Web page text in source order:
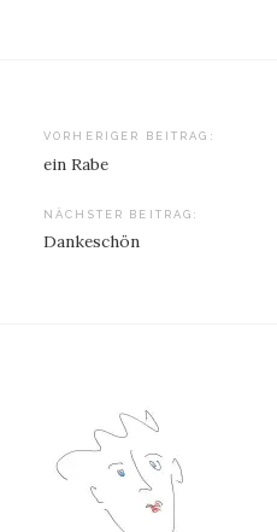
Beitragsnavigation
VORHERIGER BEITRAG:
ein Rabe
NÄCHSTER BEITRAG:
Dankeschön